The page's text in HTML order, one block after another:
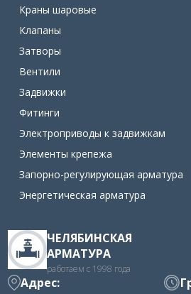
Краны шаровые
Клапаны
Затворы
Вентили
Задвижки
Фитинги
Электроприводы к задвижкам
Элементы крепежа
Запорно-регулирующая арматура
Энергетическая арматура
ЧЕЛЯБИНСКАЯ
АРМАТУРА
работаем с 1998 года
Адрес: